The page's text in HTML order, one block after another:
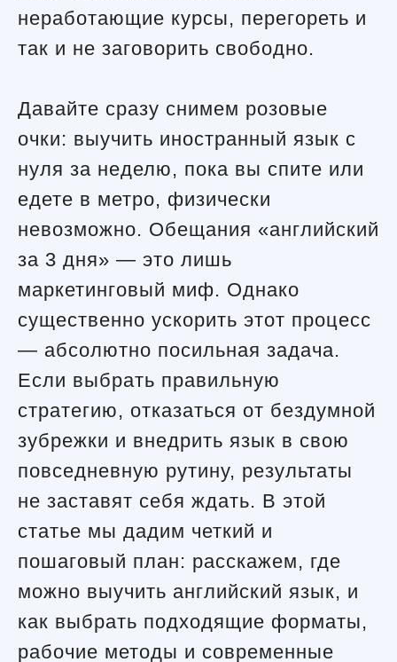
неработающие курсы, перегореть и
так и не заговорить свободно.
Давайте сразу снимем розовые
очки: выучить иностранный язык с
нуля за неделю, пока вы спите или
едете в метро, физически
невозможно. Обещания «английский
за 3 дня» — это лишь
маркетинговый миф. Однако
существенно ускорить этот процесс
— абсолютно посильная задача.
Если выбрать правильную
стратегию, отказаться от бездумной
зубрежки и внедрить язык в свою
повседневную рутину, результаты
не заставят себя ждать. В этой
статье мы дадим четкий и
пошаговый план: расскажем, где
можно выучить английский язык, и
как выбрать подходящие форматы,
рабочие методы и современные